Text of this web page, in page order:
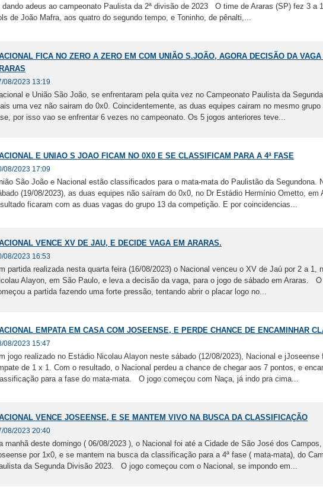
dando adeus ao campeonato Paulista da 2ª divisão de 2023 O time de Araras (SP) fez 3 a
de João Mafra, aos quatro do segundo tempo, e Toninho, de pênalti,...
FICA NO ZERO A ZERO EM COM UNIÃO S.JOÃO, AGORA DECISÃO DA
08/2023 13:19
e União São João, se enfrentaram pela quita vez no Campeonato Paulista da
uma vez não sairam do 0x0. Coincidentemente, as duas equipes cairam no mesmo grupo
por isso vao se enfrentar 6 vezes no campeonato. Os 5 jogos anteriores teve...
E UNIAO S JOAO FICAM NO 0X0 E SE CLASSIFICAM PARA A 4ª FASE
08/2023 17:09
São João e Nacional estão classificados para o mata-mata do Paulistão da Segundona.
(19/08/2023), as duas equipes não saíram do 0x0, no Dr Estádio Hermínio Ometto, em
ficaram com as duas vagas do grupo 13 da competição. E por coincidencias...
VENCE XV DE JAU, E DECIDE VAGA EM ARARAS.
08/2023 16:53
partida realizada nesta quarta feira (16/08/2023) o Nacional venceu o XV de Jaú por 2 a 1,
Alayon, em São Paulo, e leva a decisão da vaga, para o jogo de sábado em Araras. O
a partida fazendo uma forte pressão, tentando abrir o placar logo no...
EMPATA EM CASA COM JOSEENSE, E PERDE CHANCE DE ENCAMINHAR
08/2023 15:47
jogo realizado no Estádio Nicolau Alayon neste sábado (12/08/2023), Nacional e jJoseense
de 1 x 1. Com o resultado, o Nacional perdeu a chance de chegar aos 7 pontos, e
para a fase do mata-mata. O jogo começou com Naça, já indo pra cima...
VENCE JOSEENSE, E SE MANTEM VIVO NA BUSCA DA CLASSIFICAÇÃO
08/2023 20:40
manhã deste domingo ( 06/08/2023 ), o Nacional foi até a Cidade de São José dos
por 1x0, e se mantem na busca da classificação para a 4ª fase ( mata-mata), do
da Segunda Divisão 2023. O jogo começou com o Nacional, se impondo em...